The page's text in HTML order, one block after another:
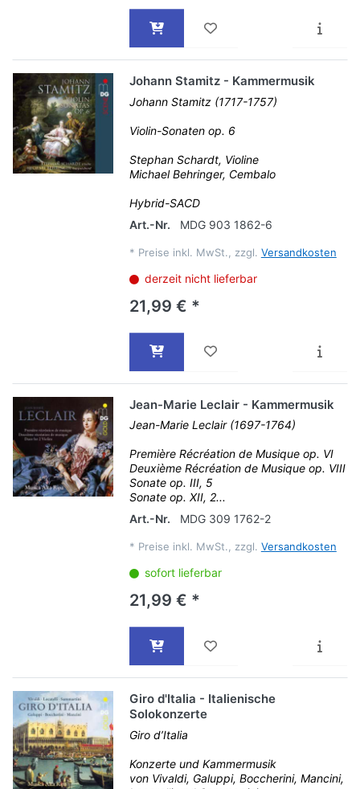
Johann Stamitz - Kammermusik
Johann Stamitz (1717-1757)
Violin-Sonaten op. 6
Stephan Schardt, Violine
Michael Behringer, Cembalo
Hybrid-SACD
Art.-Nr.
MDG 903 1862-6
* Preise inkl. MwSt., zzgl. Versandkosten
derzeit nicht lieferbar
21,99 € *
Jean-Marie Leclair - Kammermusik
Jean-Marie Leclair (1697-1764)
Première Récréation de Musique op. VI
Deuxième Récréation de Musique op. VIII
Sonate op. III, 5
Sonate op. XII, 2...
Art.-Nr.
MDG 309 1762-2
* Preise inkl. MwSt., zzgl. Versandkosten
sofort lieferbar
21,99 € *
Giro d'Italia - Italienische
Solokonzerte
Giro d’Italia
Konzerte und Kammermusik
von Vivaldi, Galuppi, Boccherini, Mancini,